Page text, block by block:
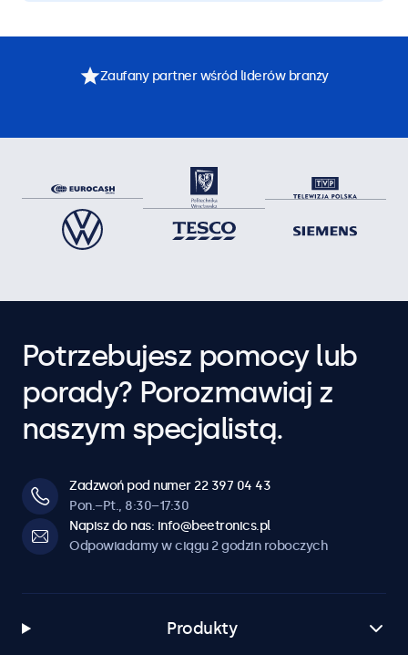
Zaufany partner wśród liderów branży
Potrzebujesz pomocy lub
porady? Porozmawiaj z
naszym specjalistą.
Zadzwoń pod numer 22 397 04 43
Pon.–Pt., 8:30–17:30
Napisz do nas: info@beetronics.pl
Odpowiadamy w ciągu 2 godzin roboczych
Produkty